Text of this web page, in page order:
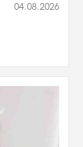
04.08.2026